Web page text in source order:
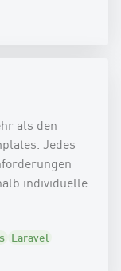
als den
Jedes
individuelle
Laravel